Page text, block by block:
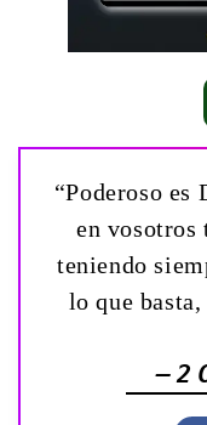
“Poderoso es
en vosotros
teniendo
lo que
— 2